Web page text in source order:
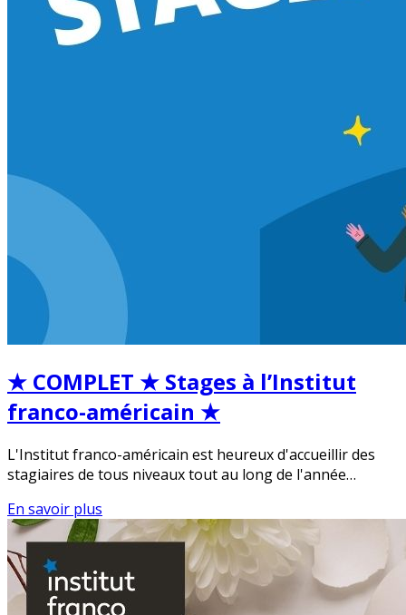
★ COMPLET ★ Stages à l’Institut
franco-américain ★
L'Institut franco-américain est heureux d'accueillir des
stagiaires de tous niveaux tout au long de l'année…
En savoir plus